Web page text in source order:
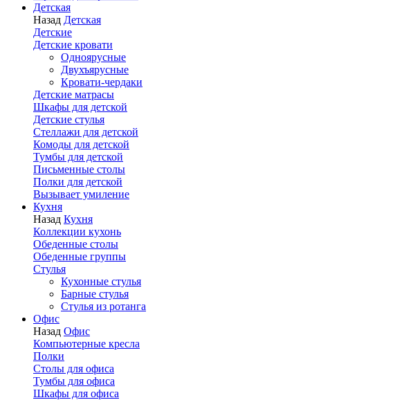
Детская
Назад Детская
Детские
Детские кровати
Одноярусные
Двухъярусные
Кровати-чердаки
Детские матрасы
Шкафы для детской
Детские стулья
Стеллажи для детской
Комоды для детской
Тумбы для детской
Письменные столы
Полки для детской
Вызывает умиление
Кухня
Назад Кухня
Коллекции кухонь
Обеденные столы
Обеденные группы
Стулья
Кухонные стулья
Барные стулья
Стулья из ротанга
Офис
Назад Офис
Компьютерные кресла
Полки
Столы для офиса
Тумбы для офиса
Шкафы для офиса